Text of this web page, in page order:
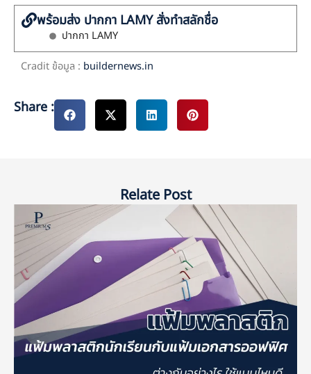
พร้อมส่ง ปากกา LAMY สั่งทำสลักชื่อ
ปากกา LAMY
Cradit ข้อมูล : buildernews.in
Share :
Relate Post